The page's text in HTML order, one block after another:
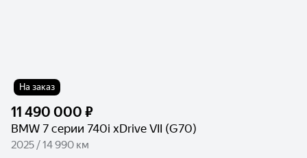
На заказ
11 490 000 ₽
BMW 7 серии 740i xDrive VII (G70)
2025 / 14 990 км